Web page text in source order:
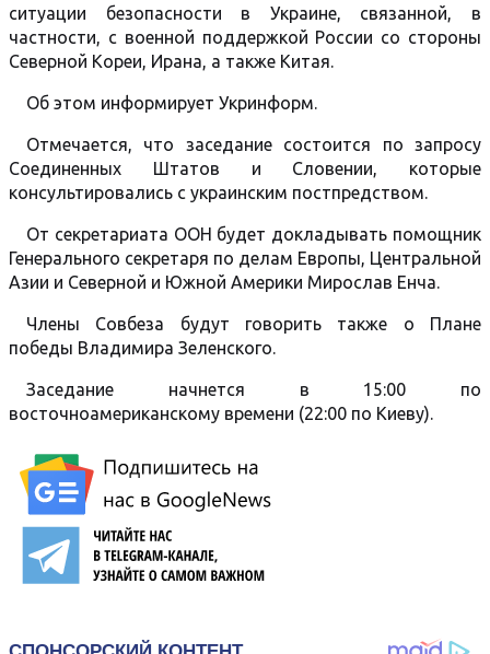
ситуации безопасности в Украине, связанной, в
частности, с военной поддержкой России со стороны
Северной Кореи, Ирана, а также Китая.
Об этом информирует Укринформ.
Отмечается, что заседание состоится по запросу
Соединенных Штатов и Словении, которые
консультировались с украинским постпредством.
От секретариата ООН будет докладывать помощник
Генерального секретаря по делам Европы, Центральной
Азии и Северной и Южной Америки Мирослав Енча.
Члены Совбеза будут говорить также о Плане
победы Владимира Зеленского.
Заседание начнется в 15:00 по
восточноамериканскому времени (22:00 по Киеву).